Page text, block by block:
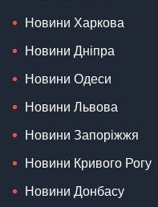
Новини Харкова
Новини Дніпра
Новини Одеси
Новини Львова
Новини Запоріжжя
Новини Кривого Рогу
Новини Донбасу